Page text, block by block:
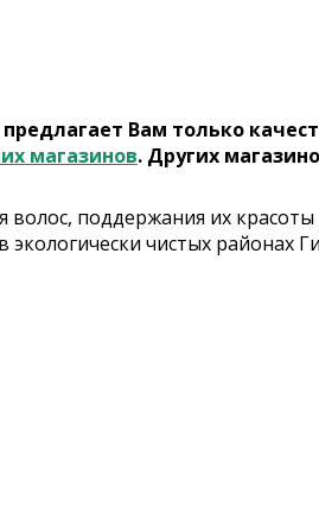
Вам только
магазинов. Других
поддержания их
чистых районах